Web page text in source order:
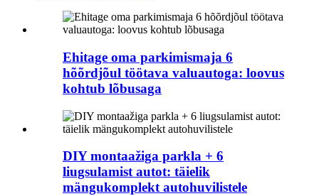
Ehitage oma parkimismaja 6
hõõrdjõul töötava valuautoga: loovus
kohtub lõbusaga
DIY montaažiga parkla + 6
liugsulamist autot: täielik
mängukomplekt autohuvilistele